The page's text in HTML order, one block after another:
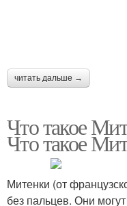
читать дальше →
Что такое
Что такое
Митенки (от
без пальцев. Они